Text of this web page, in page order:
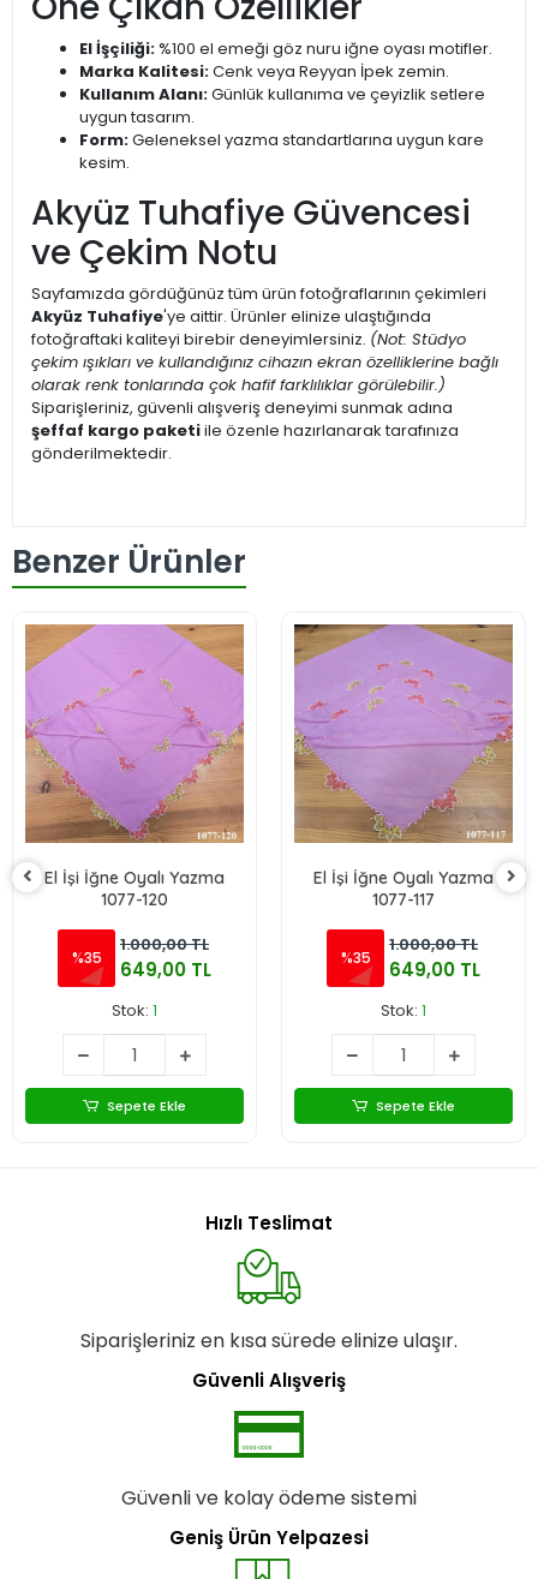
El İşçiliği: %100 el emeği göz nuru iğne oyası motifler.
Marka Kalitesi:Cenk veya Reyyan İpek zemin.
Kullanım Alanı:Günlük kullanıma ve çeyizlik setlere
uygun tasarım.
Form:Geleneksel yazma standartlarına uygun kare
kesim.
Akyüz Tuhafiye Güvencesi
ve Çekim Notu
Sayfamızda gördüğünüz tüm ürün fotoğraflarının çekimleri
Akyüz Tuhafiye'ye aittir. Ürünler elinize ulaştığında
fotoğraftaki kaliteyi birebir deneyimlersiniz. (Not: Stüdyo
çekim ışıkları ve kullandığınız cihazın ekran özelliklerine bağlı
olarak renk tonlarında çok hafif farklılıklar görülebilir.)
Siparişleriniz, güvenli alışveriş deneyimi sunmak adına
şeffaf kargo paketiile özenle hazırlanarak tarafınıza
gönderilmektedir.
Benzer Ürünler
El İşi İğne Oyalı Yazma
1077-120
%35
1.000,00 TL
649,00 TL
Stok: 1
Sepete Ekle
El İşi İğne Oyalı Yazma
1077-117
%35
1.000,00 TL
649,00 TL
Stok: 1
Sepete Ekle
Hızlı Teslimat
Siparişleriniz en kısa sürede elinize ulaşır.
Güvenli Alışveriş
Güvenli ve kolay ödeme sistemi
Geniş Ürün Yelpazesi